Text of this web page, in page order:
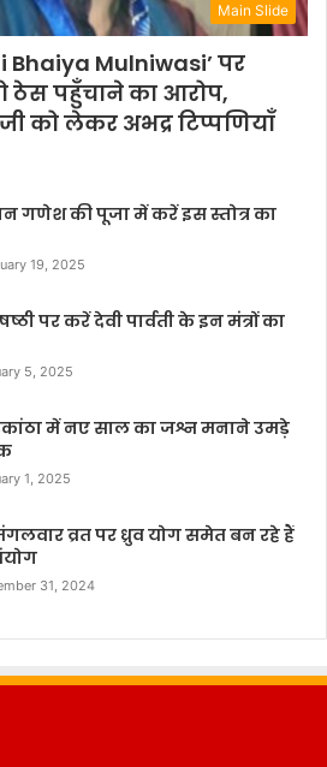
Main Slide
Mulniwasi’ पर
ठेस पहुँचाने का आरोप,
को लेकर अभद्र टिप्पणियाँ
गणेश की पूजा में करें इस स्तोत्र का
19, 2025
पर करें देवी पार्वती के इन मंत्रों का
5, 2025
में नए साल का जश्न मनाने उमड़े
1, 2025
व्रत पर ध्रुव योग समेत बन रहे हैं
31, 2024